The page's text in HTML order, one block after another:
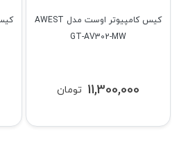
کیس کامپیوتر اوست مدل AWEST
GT-AV302-MW
تومان 11,300,000